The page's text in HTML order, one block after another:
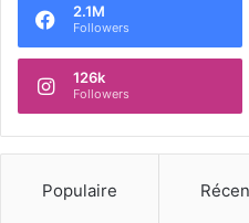
2.1M
Followers
126k
Followers
Populaire